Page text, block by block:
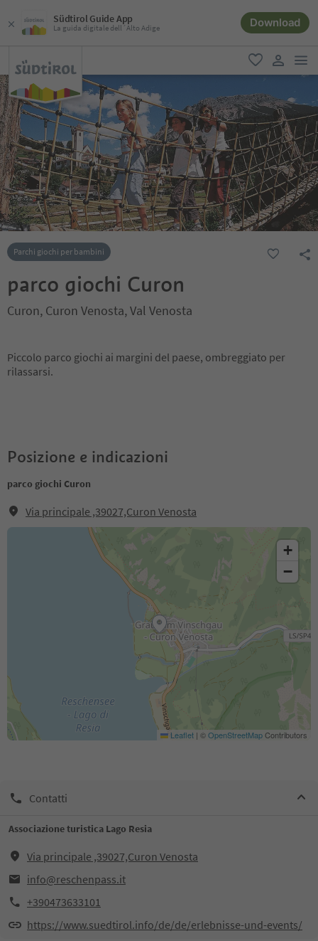
Südtirol Guide App
La guida digitale dell´Alto Adige Download
favoriti
user link
Parchi giochi per bambini
parco giochi Curon
Curon, Curon Venosta, Val Venosta
Piccolo parco giochi ai margini del paese, ombreggiato per
rilassarsi.
Posizione e indicazioni
parco giochi Curon
Via principale ,39027,Curon Venosta
+
−
Leaflet | ©OpenStreetMapContributors
Contatti
Associazione turistica Lago Resia
Via principale ,39027,Curon Venosta
info@reschenpass.it
+390473633101
https://www.suedtirol.info/de/de/erlebnisse-und-events/